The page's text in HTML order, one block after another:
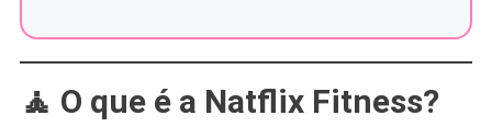
🧘 O que é a Natflix Fitness?